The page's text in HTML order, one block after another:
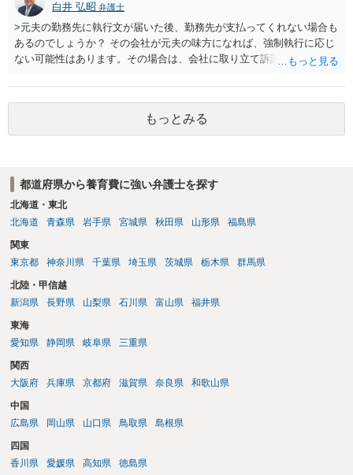
白井 弘昭 弁護士
>元夫の勤務先に執行文が届いた後、勤務先が支払ってくれない場合も
あるのでしょうか？ その会社が元夫の味方になれば、強制執行に応じ
ない可能性はあります。その場合は、会社に取り立て訴訟を行うこと
押さえ、元夫名義の車の差し押さえ競売などを検討します。 ＞何もで
きなかった場合は、公正証書の原本は戻ってくるのでしょうか？ 取れ
ても取れなくても、執行裁判所に原本の還付請求を行えば還付されま
す。 ＞他の弁護士さんに再度依頼できるのでしょうか？ できます。た
もっとみる
都道府県から養育費に強い弁護士を探す
北海道・東北
北海道
青森県 岩手県 宮城県 秋田県 山形県 福島県
関東
東京都
神奈川県 千葉県 埼玉県 茨城県 栃木県 群馬県
北陸・甲信越
新潟県
長野県 山梨県 石川県 富山県 福井県
東海
愛知県
静岡県 岐阜県 三重県
関西
大阪府
兵庫県 京都府 滋賀県 奈良県 和歌山県
中国
広島県
岡山県 山口県 鳥取県 島根県
四国
香川県
愛媛県 高知県 徳島県